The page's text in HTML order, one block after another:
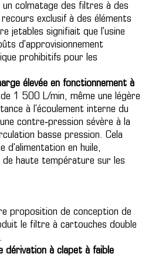
colmatage des filtres à des
exclusif à des éléments
jetables signifiait que l'usine
d'approvisionnement
prohibitifs pour les
élevée en fonctionnement à
1 500 L/min, même une légère
à l'écoulement interne du
contre‑pression sévère à la
basse pression. Cela
d'alimentation en huile,
de haute température sur les
proposition de conception de
le filtre à cartouches double
dérivation à clapet à faible